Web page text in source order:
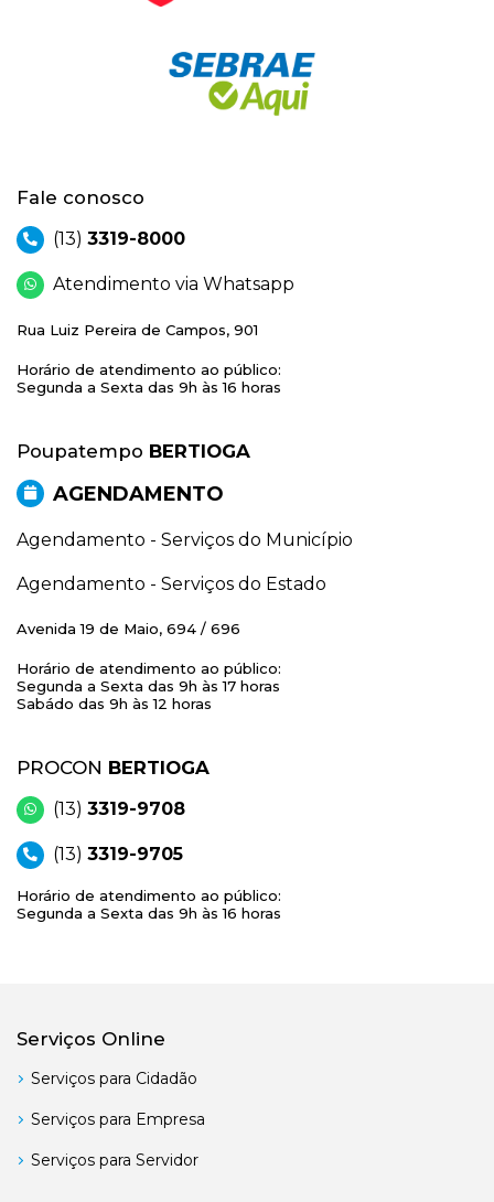
Fale conosco
(13) 3319-8000
Atendimento via Whatsapp
Rua Luiz Pereira de Campos, 901
Horário de atendimento ao público:
Segunda a Sexta das 9h às 16 horas
Poupatempo BERTIOGA
AGENDAMENTO
Agendamento - Serviços do Município
Agendamento - Serviços do Estado
Avenida 19 de Maio, 694 / 696
Horário de atendimento ao público:
Segunda a Sexta das 9h às 17 horas
Sabádo das 9h às 12 horas
PROCON BERTIOGA
(13) 3319-9708
(13) 3319-9705
Horário de atendimento ao público:
Segunda a Sexta das 9h às 16 horas
Serviços Online
Serviços para Cidadão
Serviços para Empresa
Serviços para Servidor